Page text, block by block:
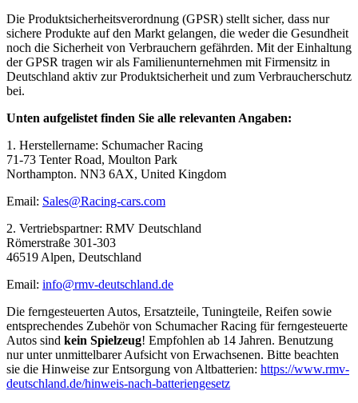
Die Produktsicherheitsverordnung (GPSR) stellt sicher, dass nur
sichere Produkte auf den Markt gelangen, die weder die Gesundheit
noch die Sicherheit von Verbrauchern gefährden. Mit der Einhaltung
der GPSR tragen wir als Familienunternehmen mit Firmensitz in
Deutschland aktiv zur Produktsicherheit und zum Verbraucherschutz
bei.
Unten aufgelistet finden Sie alle relevanten Angaben:
1. Herstellername: Schumacher Racing
71-73 Tenter Road, Moulton Park
Northampton. NN3 6AX, United Kingdom
Email: Sales@Racing-cars.com
2. Vertriebspartner: RMV Deutschland
Römerstraße 301-303
46519 Alpen, Deutschland
Email: info@rmv-deutschland.de
Die ferngesteuerten Autos, Ersatzteile, Tuningteile, Reifen sowie
entsprechendes Zubehör von Schumacher Racing für ferngesteuerte
Autos sind kein Spielzeug! Empfohlen ab 14 Jahren. Benutzung
nur unter unmittelbarer Aufsicht von Erwachsenen. Bitte beachten
sie die Hinweise zur Entsorgung von Altbatterien: https://www.rmv-
deutschland.de/hinweis-nach-batteriengesetz